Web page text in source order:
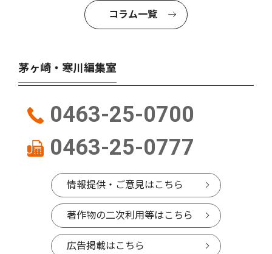
コラム一覧
茅ヶ崎・寒川編集室
0463-25-0700
0463-25-0777
情報提供・ご意見はこちら
著作物の二次利用等はこちら
広告掲載はこちら